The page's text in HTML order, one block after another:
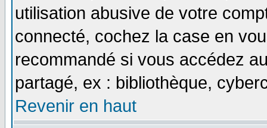
utilisation abusive de votre
connecté, cochez la case en
recommandé si vous accédez
partagé, ex : bibliothèque,
Revenir en haut